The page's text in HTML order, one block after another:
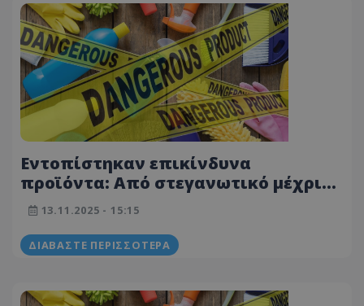
Εντοπίστηκαν επικίνδυνα
προϊόντα: Από στεγανωτικό μέχρι
καρφίτσες και παπούτσια – Δείτε
φωτογραφίες
13.11.2025 - 15:15
ΔΙΑΒΆΣΤΕ ΠΕΡΙΣΣΌΤΕΡΑ